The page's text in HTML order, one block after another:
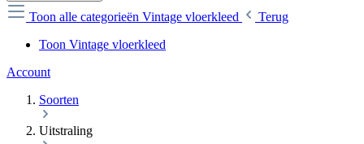
Toon alle categorieën Vintage vloerkleed
Terug
Toon Vintage vloerkleed
Account
Soorten
Uitstraling